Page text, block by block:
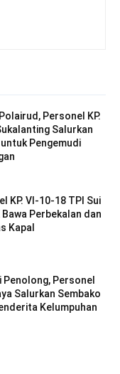
Personel KP.
Salurkan
Pengemudi
KP. VI-10-18 TPI Sui
Perbekalan dan
Kapal
Penolong, Personel
Salurkan Sembako
Kelumpuhan